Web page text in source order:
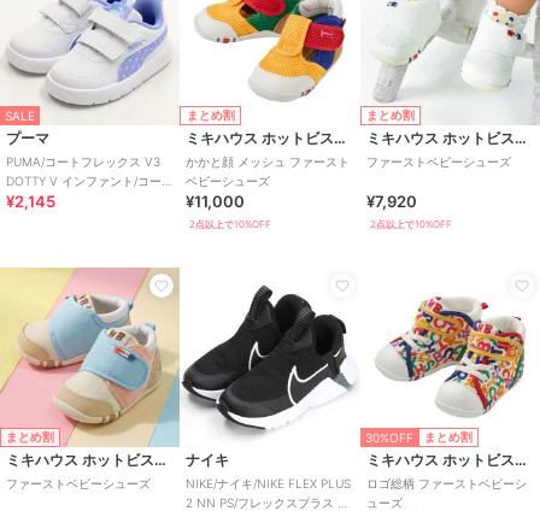
SALE
プーマ
PUMA/コートフレックス V3
DOTTY V インファント/コート
フレックス V3 ドッティ
¥2,145
まとめ割
ミキハウス ホットビスケッツ
かかと顔 メッシュ ファースト
ベビーシューズ
¥11,000
2点以上で10%OFF
まとめ割
ミキハウス ホットビスケッツ
ファーストベビーシューズ
¥7,920
2点以上で10%OFF
まとめ割
ミキハウス ホットビスケッツ
ファーストベビーシューズ
ナイキ
NIKE/ナイキ/NIKE FLEX PLUS
2 NN PS/フレックスプラス 2
30%OFF まとめ割
ミキハウス ホットビスケッツ
ロゴ総柄 ファーストベビーシ
ューズ